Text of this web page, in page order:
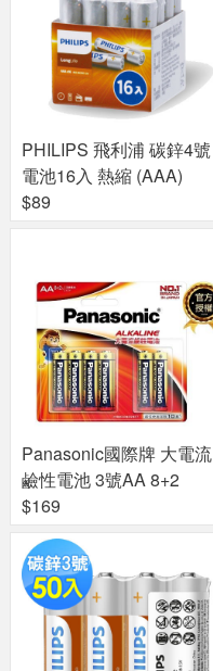
PHILIPS 飛利浦 碳鋅4號
電池16入 熱縮 (AAA)
$89
Panasonic國際牌 大電流
鹼性電池 3號AA 8+2
$169